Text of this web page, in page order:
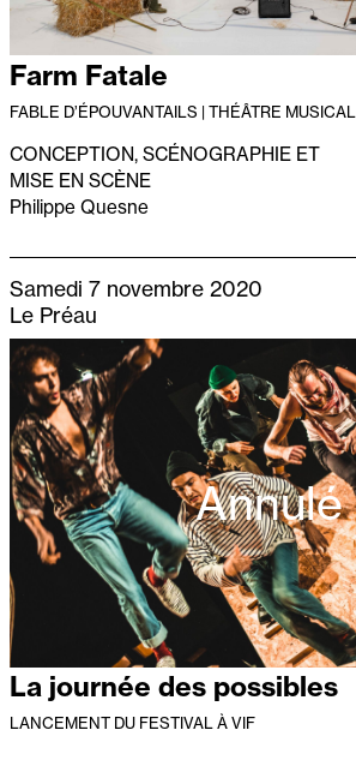
Farm Fatale
FABLE D’ÉPOUVANTAILS | THÉÂTRE MUSICAL
CONCEPTION, SCÉNOGRAPHIE ET
MISE EN SCÈNE
Philippe Quesne
Samedi 7 novembre 2020
Le Préau
Annulé
La journée des possibles
LANCEMENT DU FESTIVAL À VIF